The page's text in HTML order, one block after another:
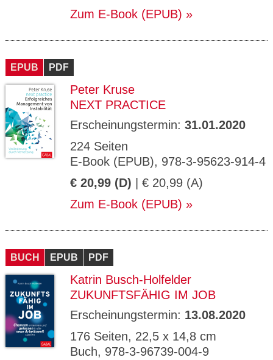
Zum E-Book (EPUB)
EPUB PDF
Peter Kruse
NEXT PRACTICE
Erscheinungstermin: 31.01.2020
224 Seiten
E-Book (EPUB), 978-3-95623-914-4
€ 20,99 (D) | € 20,99 (A)
Zum E-Book (EPUB)
BUCH EPUB PDF
Katrin Busch-Holfelder
ZUKUNFTSFÄHIG IM JOB
Erscheinungstermin: 13.08.2020
176 Seiten, 22,5 x 14,8 cm
Buch, 978-3-96739-004-9